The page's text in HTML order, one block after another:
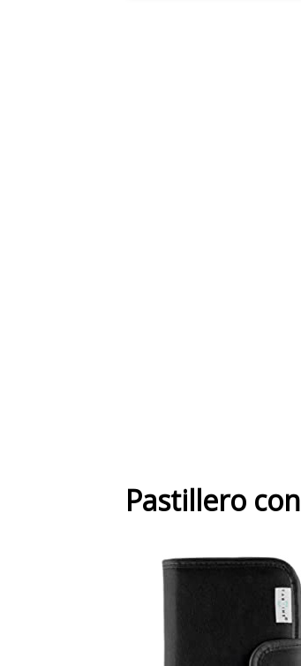
Pastillero